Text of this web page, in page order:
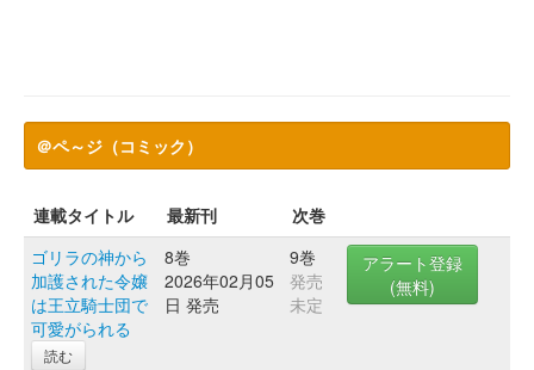
＠ペ～ジ（コミック）
連載タイトル 最新刊
次巻
ゴリラの神から
加護された令嬢
は王立騎士団で
可愛がられる
読む
8巻
2026年02月05
日 発売
9巻
発売
未定
アラート登録
(無料)